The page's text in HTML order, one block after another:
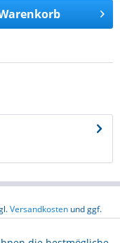
Versandkosten und ggf.